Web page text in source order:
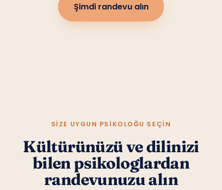
Şimdi randevu alın
SIZE UYGUN PSIKOLOĞU SEÇIN
Kültürünüzü ve dilinizi
bilen psikologlardan
randevunuzu alın